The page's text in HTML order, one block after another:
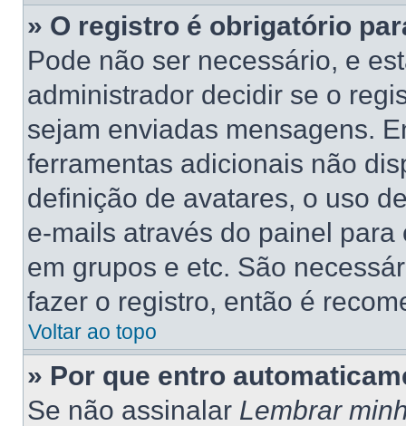
» O registro é obrigatório
Pode não ser necessário, e
administrador decidir se o
sejam enviadas mensagens.
ferramentas adicionais não
definição de avatares, o uso
e-mails através do painel
em grupos e etc. São
fazer o registro, então é
Voltar ao topo
» Por que entro
Se não assinalar Lembrar